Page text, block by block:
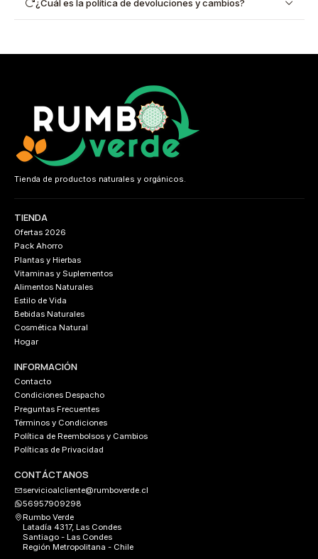
¿Cuál es la política de devoluciones y cambios?
Tienda de productos naturales y orgánicos.
TIENDA
Ofertas 2026
Pack Ahorro
Plantas y Hierbas
Vitaminas y Suplementos
Alimentos Naturales
Estilo de Vida
Bebidas Naturales
Cosmética Natural
Hogar
INFORMACIÓN
Contacto
Condiciones Despacho
Preguntas Frecuentes
Términos y Condiciones
Política de Reembolsos y Cambios
Políticas de Privacidad
CONTÁCTANOS
servicioalcliente@rumboverde.cl
56957909298
Rumbo Verde
Latadía 4317, Las Condes
Santiago - Las Condes
Región Metropolitana - Chile